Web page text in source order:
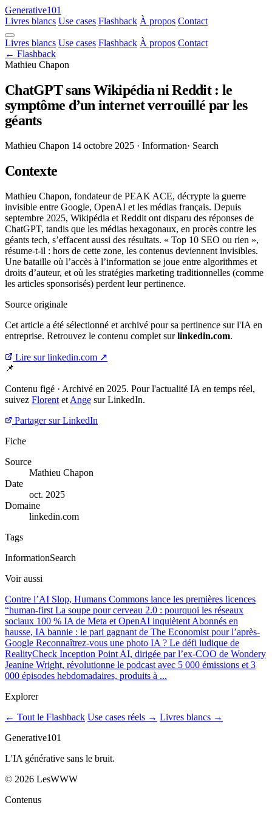
Generative101
Livres blancs Use cases Flashback À propos Contact
Livres blancs Use cases Flashback À propos Contact
← Flashback
Mathieu Chapon
ChatGPT sans Wikipédia ni Reddit : le
symptôme d’un internet verrouillé par les
géants
Mathieu Chapon 14 octobre 2025 · Information· Search
Contexte
Mathieu Chapon, fondateur de PEAK ACE, décrypte la guerre
invisible entre Google, OpenAI et les médias français. Depuis
septembre 2025, Wikipédia et Reddit ont disparu des réponses de
ChatGPT, tandis que les médias hexagonaux, en procès contre les
géants tech, s’effacent aussi des résultats. « Top 10 SEO ou rien »,
résume-t-il : hors de cette zone, les contenus deviennent invisibles.
Une bataille où l’accès à l’information se joue entre algorithmes et
droits d’auteur, et où les stratégies marketing traditionnelles (comme
les articles sponsorisés) perdent leur pertinence.
Source originale
Cet article a été sélectionné et archivé pour sa pertinence sur l'IA en
entreprise. Retrouvez le contenu complet surlinkedin.com.
Lire sur linkedin.com ↗
📌
Contenu figé · Archivé en 2025. Pour l'actualité IA en temps réel,
suivez Florent et Ange sur LinkedIn.
Partager sur LinkedIn
Fiche
Source
Mathieu Chapon
Date
oct. 2025
Domaine
linkedin.com
Tags
InformationSearch
Voir aussi
Contre l’AI Slop, Humans Commons lance les premières licences
“human-first La soupe pour cerveau 2.0 : pourquoi les réseaux
sociaux 100 % IA de Meta et OpenAI inquiètent Abonnés en
hausse, IA bannie : le pari gagnant de The Economist pour l’après-
Google Reconnaîtrez-vous une photo IA ? Le défi ludique de
RealityCheck Inception Point AI, dirigée par l’ex-COO de Wondery
Jeanine Wright, révolutionne le podcast avec 5 000 émissions et 3
000 épisodes hebdomadaires, produits à ...
Explorer
← Tout le Flashback Use cases réels → Livres blancs →
Generative101
L'IA générative sans le bruit.
© 2026 LesWWW
Contenus